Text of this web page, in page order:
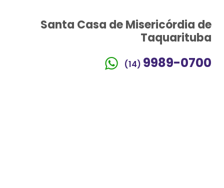
Santa Casa de Misericórdia de
Taquarituba
(14) 9989-0700